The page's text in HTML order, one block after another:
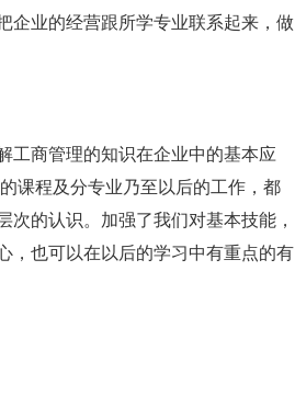
企业的经营跟所学专业联系起来，做
工商管理的知识在企业中的基本应
课程及分专业乃至以后的工作，都
的认识。加强了我们对基本技能，
，也可以在以后的学习中有重点的有